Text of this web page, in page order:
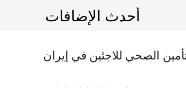
أحدث الإضافات
الصحي للاجئين في إيران